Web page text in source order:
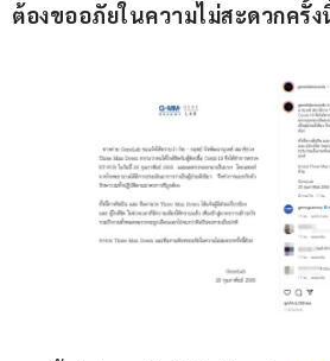
ต้องขออภัยในความไม่สะดวกครั้ง